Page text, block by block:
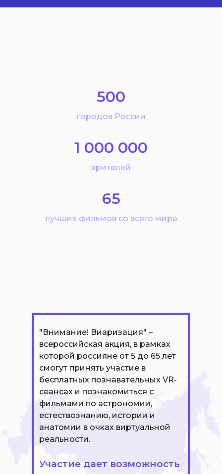
500
городов России
1 000 000
зрителей
65
лучших фильмов со всего мира
"Внимание! Виаризация" –
всероссийская акция, в рамках
которой россияне от 5 до 65 лет
смогут принять участие в
бесплатных познавательных VR-
сеансах и познакомиться с
фильмами по астрономии,
естествознанию, истории и
анатомии в очках виртуальной
реальности.
Участие дает возможность